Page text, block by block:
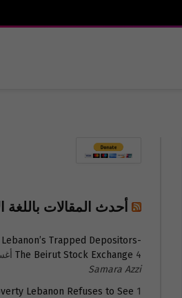
أحدث المقالات باللغة
Trapped Depositors-
The Beirut Stock Exchange 4 أغسطس 2026
Samara Azzi
Lebanon Refuses to See 1